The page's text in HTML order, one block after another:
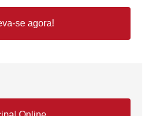
se agora!